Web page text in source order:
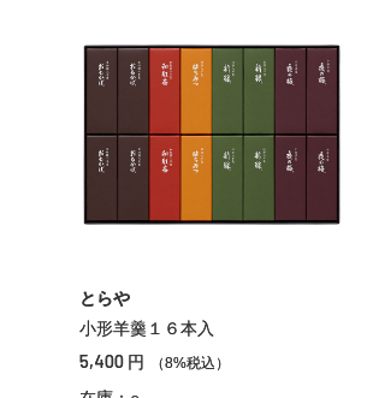
とらや
小形羊羹１６本入
5,400 円 （8%税込）